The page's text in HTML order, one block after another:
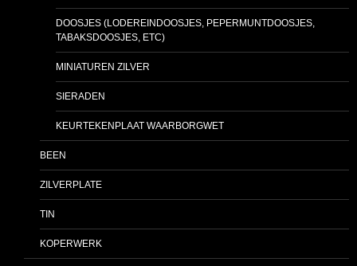
DOOSJES (LODEREINDOOSJES, PEPERMUNTDOOSJES,
TABAKSDOOSJES, ETC)
MINIATUREN ZILVER
SIERADEN
KEURTEKENPLAAT WAARBORGWET
BEEN
ZILVERPLATE
TIN
KOPERWERK